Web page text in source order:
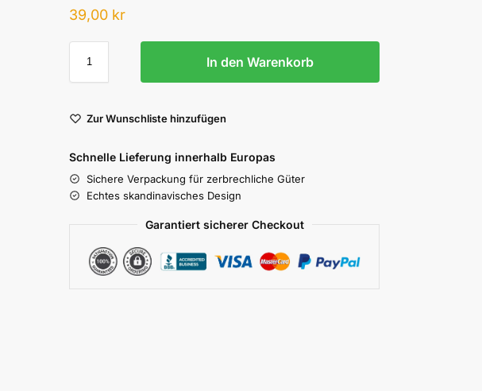
39,00 kr
In den Warenkorb
Zur Wunschliste hinzufügen
Schnelle Lieferung innerhalb Europas
Sichere Verpackung für zerbrechliche Güter
Echtes skandinavisches Design
Garantiert sicherer Checkout